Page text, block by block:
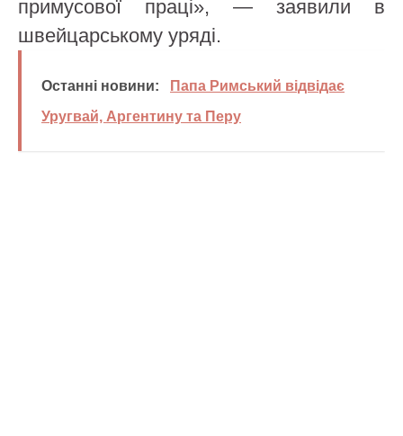
примусової праці», — заявили в
швейцарському уряді.
Останні новини:
Папа Римський відвідає
Уругвай, Аргентину та Перу